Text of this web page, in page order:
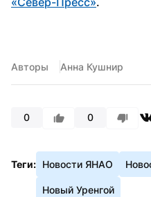
Авторы Анна Кушнир
0 0
Теги: Новости ЯНАО
Новый Уренгой